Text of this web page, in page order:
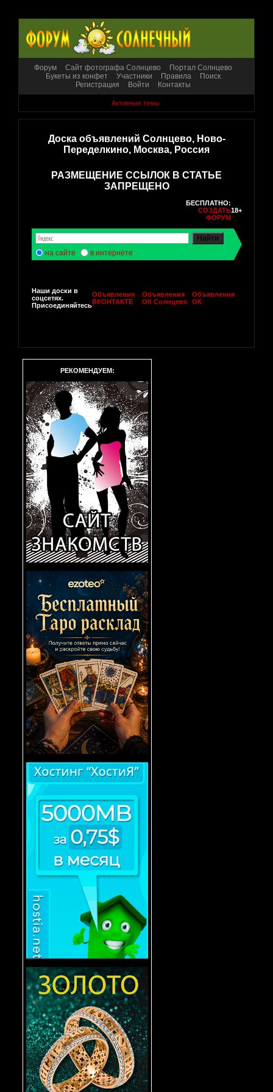
Форум Сайт фотографа Солнцево
Портал Солнцево
Букеты из конфет
Участники Правила
Поиск
Регистрация
Войти Контакты
Активные темы
Доска объявлений Солнцево, Ново-
Переделкино, Москва, Россия
РАЗМЕЩЕНИЕ ССЫЛОК В СТАТЬЕ
ЗАПРЕЩЕНО
БЕСПЛАТНО:
СОЗДАТЬ
ФОРУМ
18+
на сайте в интернете
Наши доски в
соцсетях.
Присоединяйтесь
Объявления
ВКОНТАКТЕ
Объявления
ОК Солнцево
Объявления
ОК
РЕКОМЕНДУЕМ: